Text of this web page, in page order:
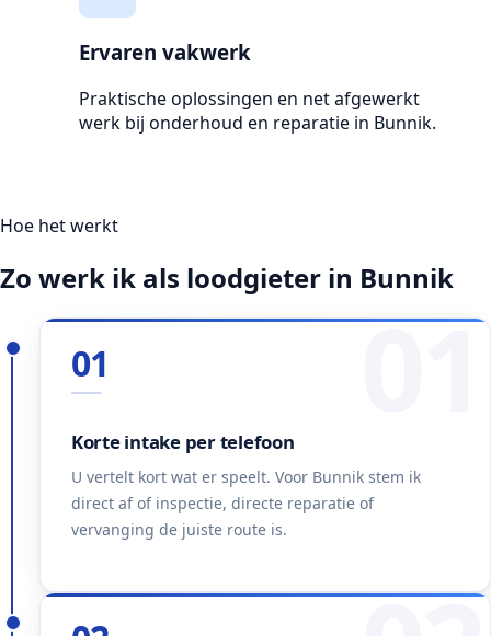
Ervaren vakwerk
Praktische oplossingen en net afgewerkt
werk bij onderhoud en reparatie in Bunnik.
Hoe het werkt
Zo werk ik als loodgieter in Bunnik
01
01
Korte intake per telefoon
U vertelt kort wat er speelt. Voor Bunnik stem ik
direct af of inspectie, directe reparatie of
vervanging de juiste route is.